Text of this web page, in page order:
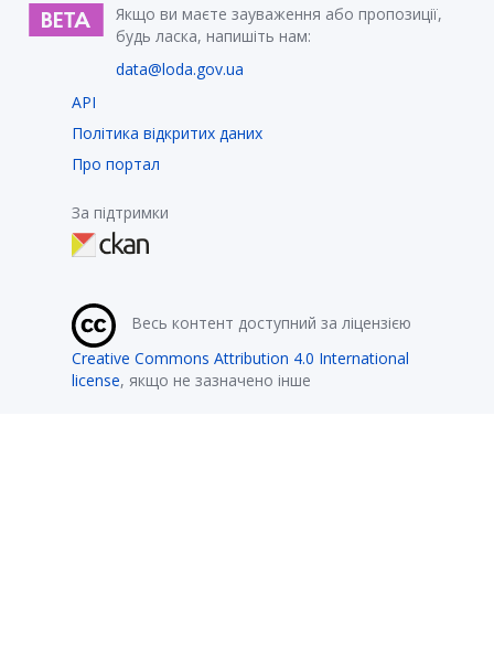
Якщо ви маєте зауваження або пропозиції,
будь ласка, напишіть нам:
data@loda.gov.ua
API
Політика відкритих даних
Про портал
За підтримки
Весь контент доступний за ліцензією
Creative Commons Attribution 4.0 International
license, якщо не зазначено інше